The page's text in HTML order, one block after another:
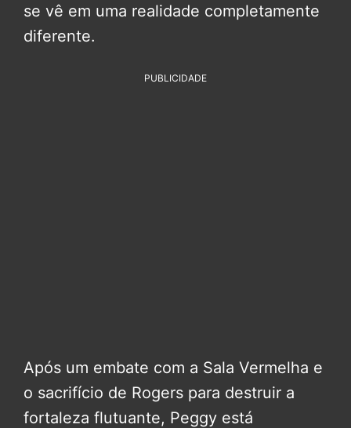
se vê em uma realidade completamente
diferente.
PUBLICIDADE
Após um embate com a Sala Vermelha e
o sacrifício de Rogers para destruir a
fortaleza flutuante, Peggy está